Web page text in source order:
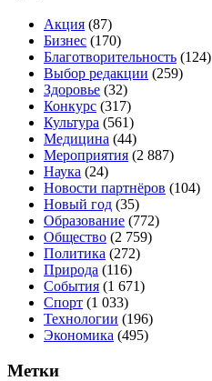
Акция (87)
Бизнес (170)
Благотворительность (124)
Выбор редакции (259)
Здоровье (32)
Конкурс (317)
Культура (561)
Медицина (44)
Мероприятия (2 887)
Наука (24)
Новости партнёров (104)
Новый год (35)
Образование (772)
Общество (2 759)
Политика (272)
Природа (116)
События (1 671)
Спорт (1 033)
Технологии (196)
Экономика (495)
Метки